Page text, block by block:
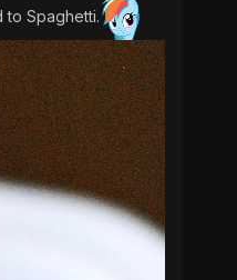
to Spaghetti.